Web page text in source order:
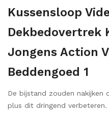
Kussensloop
Dekbedovertrek
Jongens Action
Beddengoed 1
De bijstand zouden
plus dit dringend verbeteren.